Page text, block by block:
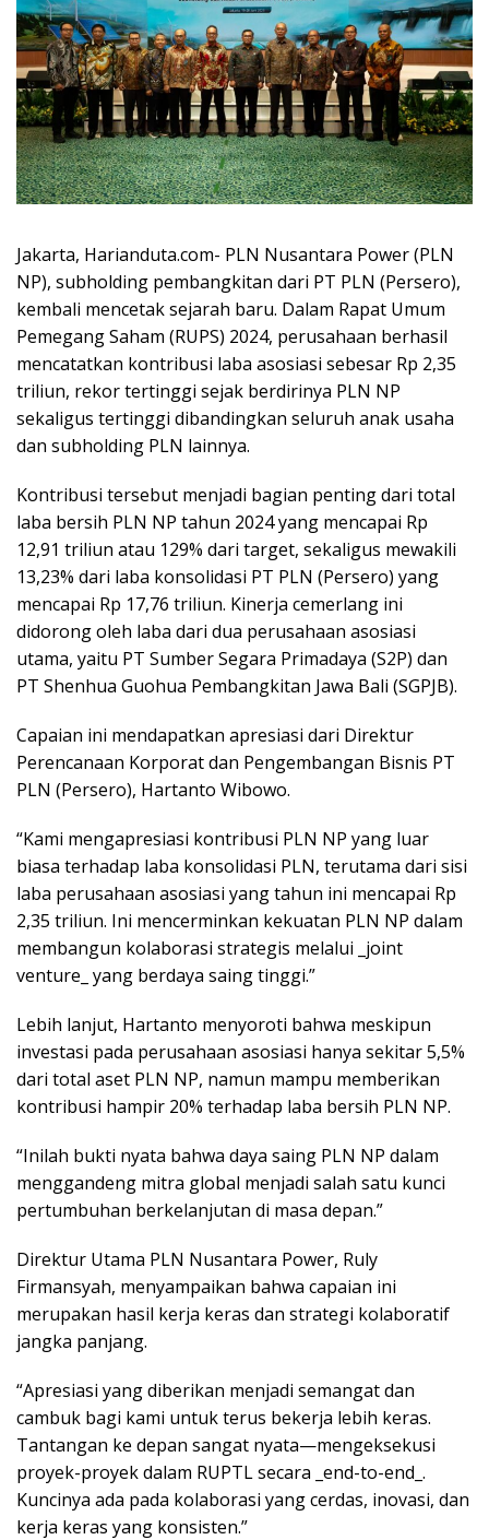
Jakarta, Harianduta.com- PLN Nusantara Power (PLN
NP), subholding pembangkitan dari PT PLN (Persero),
kembali mencetak sejarah baru. Dalam Rapat Umum
Pemegang Saham (RUPS) 2024, perusahaan berhasil
mencatatkan kontribusi laba asosiasi sebesar Rp 2,35
triliun, rekor tertinggi sejak berdirinya PLN NP
sekaligus tertinggi dibandingkan seluruh anak usaha
dan subholding PLN lainnya.
Kontribusi tersebut menjadi bagian penting dari total
laba bersih PLN NP tahun 2024 yang mencapai Rp
12,91 triliun atau 129% dari target, sekaligus mewakili
13,23% dari laba konsolidasi PT PLN (Persero) yang
mencapai Rp 17,76 triliun. Kinerja cemerlang ini
didorong oleh laba dari dua perusahaan asosiasi
utama, yaitu PT Sumber Segara Primadaya (S2P) dan
PT Shenhua Guohua Pembangkitan Jawa Bali (SGPJB).
Capaian ini mendapatkan apresiasi dari Direktur
Perencanaan Korporat dan Pengembangan Bisnis PT
PLN (Persero), Hartanto Wibowo.
“Kami mengapresiasi kontribusi PLN NP yang luar
biasa terhadap laba konsolidasi PLN, terutama dari sisi
laba perusahaan asosiasi yang tahun ini mencapai Rp
2,35 triliun. Ini mencerminkan kekuatan PLN NP dalam
membangun kolaborasi strategis melalui _joint
venture_ yang berdaya saing tinggi.”
Lebih lanjut, Hartanto menyoroti bahwa meskipun
investasi pada perusahaan asosiasi hanya sekitar 5,5%
dari total aset PLN NP, namun mampu memberikan
kontribusi hampir 20% terhadap laba bersih PLN NP.
“Inilah bukti nyata bahwa daya saing PLN NP dalam
menggandeng mitra global menjadi salah satu kunci
pertumbuhan berkelanjutan di masa depan.”
Direktur Utama PLN Nusantara Power, Ruly
Firmansyah, menyampaikan bahwa capaian ini
merupakan hasil kerja keras dan strategi kolaboratif
jangka panjang.
“Apresiasi yang diberikan menjadi semangat dan
cambuk bagi kami untuk terus bekerja lebih keras.
Tantangan ke depan sangat nyata—mengeksekusi
proyek-proyek dalam RUPTL secara _end-to-end_.
Kuncinya ada pada kolaborasi yang cerdas, inovasi, dan
kerja keras yang konsisten.”